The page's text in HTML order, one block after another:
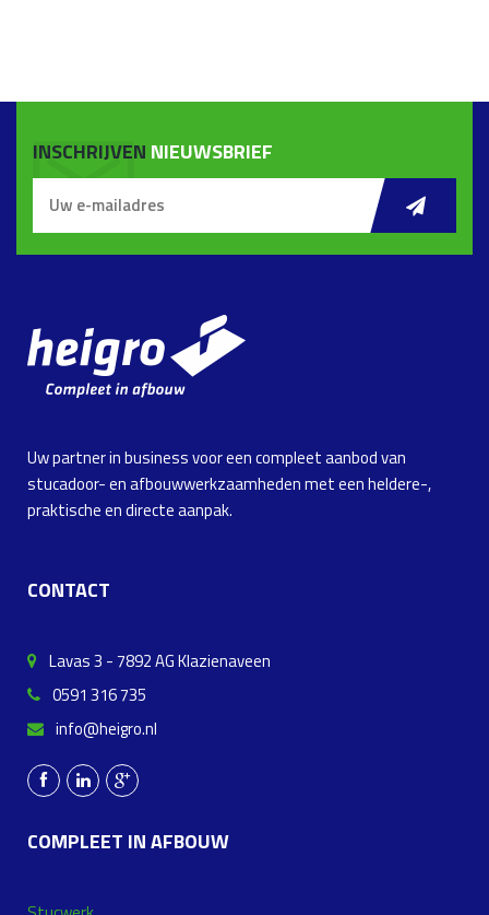
INSCHRIJVEN NIEUWSBRIEF
Uw partner in business voor een compleet aanbod van
stucadoor- en afbouwwerkzaamheden met een heldere-,
praktische en directe aanpak.
CONTACT
Lavas 3 - 7892 AG Klazienaveen
0591 316 735
info@heigro.nl
COMPLEET IN AFBOUW